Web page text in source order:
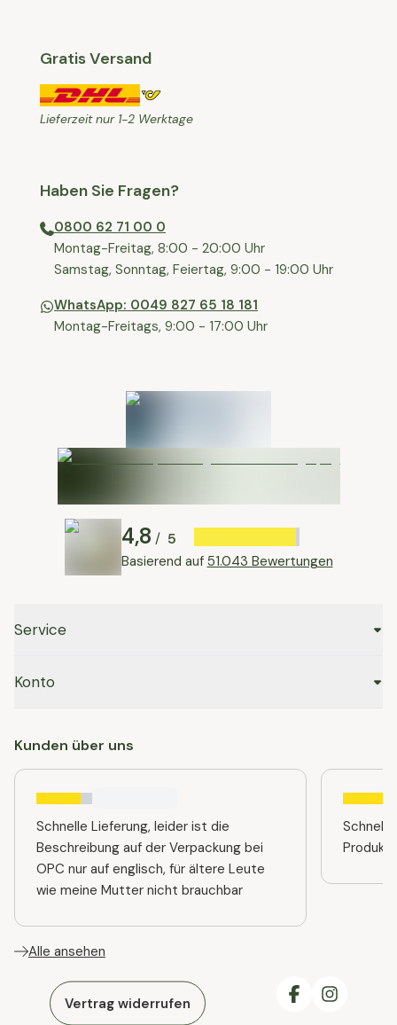
Gratis Versand
Lieferzeit nur 1-2 Werktage
Haben Sie Fragen?
0800 62 71 00 0
⁠⁠Montag-Freitag, 8:00 - 20:00 Uhr
⁠Samstag, Sonntag, Feiertag, 9:00 - 19:00 Uhr
WhatsApp: 0049 827 65 18 181
Montag-Freitags, 9:00 - 17:00 Uhr
4,8 / 5
Basierend auf 51.043 Bewertungen
Service
Konto
Kunden über uns
Schnelle Lieferung, leider ist die
Beschreibung auf der Verpackung bei
OPC nur auf englisch, für ältere Leute
wie meine Mutter nicht brauchbar
Alle ansehen
Vertrag widerrufen